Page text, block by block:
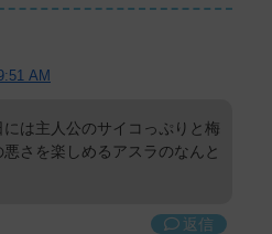
AM
は主人公のサイコっぷりと梅
さを楽しめるアスラのなんと
返信